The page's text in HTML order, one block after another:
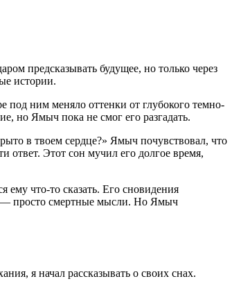
предсказывать будущее, но только через
истории.
под ним меняло оттенки от глубокого темно-
но Ямыч пока не смог его разгадать.
в твоем сердце?» Ямыч почувствовал, что
ответ. Этот сон мучил его долгое время,
что-то сказать. Его сновидения
— просто смертные мысли. Но Ямыч
я начал рассказывать о своих снах.